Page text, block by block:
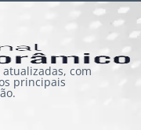
com
principais